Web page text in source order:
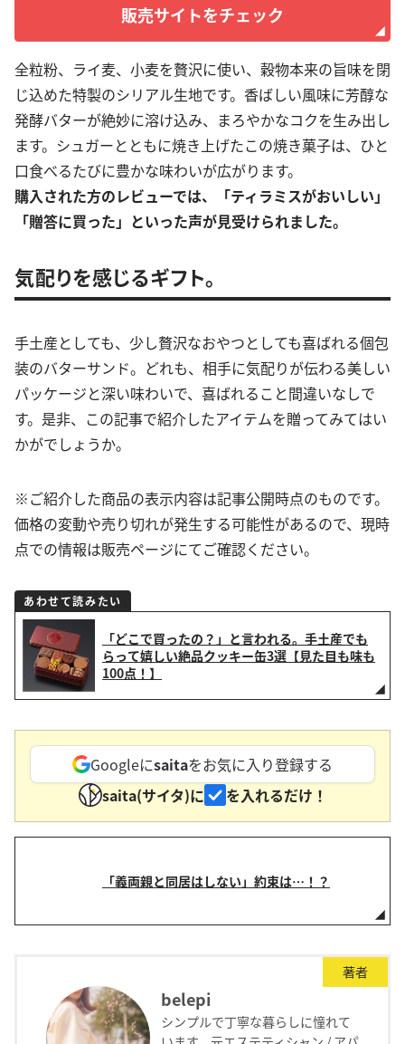
販売サイトをチェック
全粒粉、ライ麦、小麦を贅沢に使い、穀物本来の旨味を閉
じ込めた特製のシリアル生地です。香ばしい風味に芳醇な
発酵バターが絶妙に溶け込み、まろやかなコクを生み出し
ます。シュガーとともに焼き上げたこの焼き菓子は、ひと
口食べるたびに豊かな味わいが広がります。
購入された方のレビューでは、「ティラミスがおいしい」
「贈答に買った」といった声が見受けられました。
気配りを感じるギフト。
手土産としても、少し贅沢なおやつとしても喜ばれる個包
装のバターサンド。どれも、相手に気配りが伝わる美しい
パッケージと深い味わいで、喜ばれること間違いなしで
す。是非、この記事で紹介したアイテムを贈ってみてはい
かがでしょうか。
※ご紹介した商品の表示内容は記事公開時点のものです。
価格の変動や売り切れが発生する可能性があるので、現時
点での情報は販売ページにてご確認ください。
あわせて読みたい
「どこで買ったの？」と言われる。手土産でも
らって嬉しい絶品クッキー缶3選【見た目も味も
100点！】
Googleにsaitaをお気に入り登録する
saita(サイタ)に
を入れるだけ！
「義両親と同居はしない」約束は…！？
著者
belepi
シンプルで丁寧な暮らしに憧れて